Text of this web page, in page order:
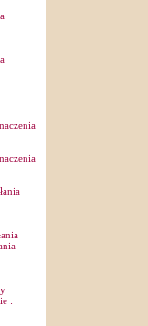
: